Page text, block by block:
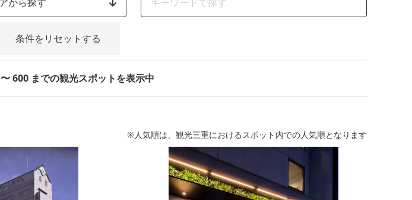
条件をリセットする
600 までの観光スポットを表示中
※人気順は、観光三重におけるスポット内での人気順となります